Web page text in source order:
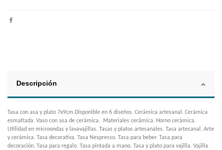
Descripción
Tasa con asa y plato 7x9cm.Disponible en 6 diseños. Cerámica artesanal. Cerámica
esmaltada. Vaso con asa de cerámica. Materiales cerámica. Horno cerámica.
Utilidad en microondas y lavavajillas. Tasas y platos artesanales. Tasa artesanal. Arte
y cerámica. Tasa decorativa. Tasa Nespresso. Tasa para beber. Tasa para
decoración. Tasa para regalo. Tasa pintada a mano. Tasa y plato para vajilla. Vajilla